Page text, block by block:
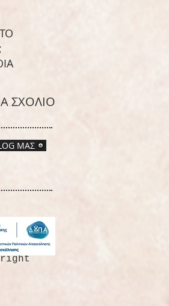
ΣΧΟΛΙΟ
ΜΑΣ